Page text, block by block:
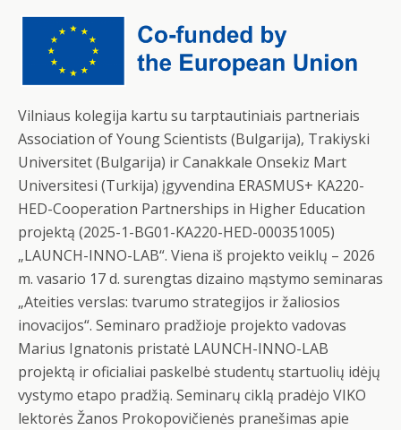
Vilniaus kolegija kartu su tarptautiniais partneriais
Association of Young Scientists (Bulgarija), Trakiyski
Universitet (Bulgarija) ir Canakkale Onsekiz Mart
Universitesi (Turkija) įgyvendina ERASMUS+ KA220-
HED-Cooperation Partnerships in Higher Education
projektą (2025-1-BG01-KA220-HED-000351005)
„LAUNCH-INNO-LAB“. Viena iš projekto veiklų – 2026
m. vasario 17 d. surengtas dizaino mąstymo seminaras
„Ateities verslas: tvarumo strategijos ir žaliosios
inovacijos“. Seminaro pradžioje projekto vadovas
Marius Ignatonis pristatė LAUNCH-INNO-LAB
projektą ir oficialiai paskelbė studentų startuolių idėjų
vystymo etapo pradžią. Seminarų ciklą pradėjo VIKO
lektorės Žanos Prokopovičienės pranešimas apie